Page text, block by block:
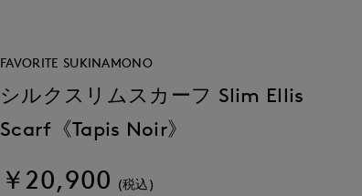
FAVORITE SUKINAMONO
シルクスリムスカーフ Slim Ellis
Scarf《Tapis Noir》
￥20,900 (税込)